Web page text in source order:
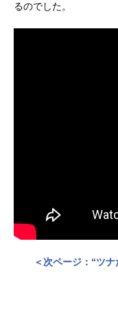
るのでした。
＜次ページ：“ツ